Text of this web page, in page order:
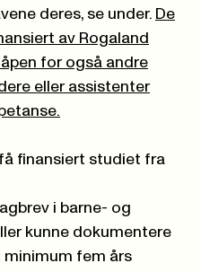
deres, se under. De
av Rogaland
for også andre
eller assistenter
finansiert studiet fra
i barne- og
kunne dokumentere
minimum fem års